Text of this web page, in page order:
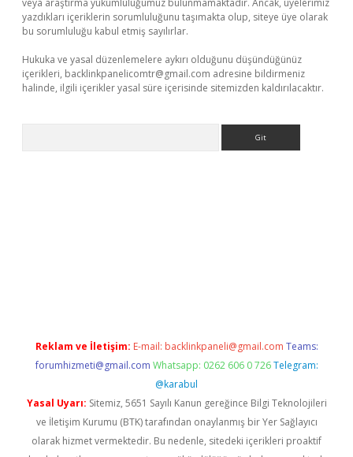
veya araştırma yükümlülüğümüz bulunmamaktadır. Ancak, üyelerimiz
yazdıkları içeriklerin sorumluluğunu taşımakta olup, siteye üye olarak
bu sorumluluğu kabul etmiş sayılırlar.
Hukuka ve yasal düzenlemelere aykırı olduğunu düşündüğünüz
içerikleri, backlinkpanelicomtr@gmail.com adresine bildirmeniz
halinde, ilgili içerikler yasal süre içerisinde sitemizden kaldırılacaktır.
Reklam ve İletişim: E-mail: backlinkpaneli@gmail.com Teams:
forumhizmeti@gmail.com Whatsapp: 0262 606 0 726 Telegram:
@karabul
Yasal Uyarı: Sitemiz, 5651 Sayılı Kanun gereğince Bilgi Teknolojileri
ve İletişim Kurumu (BTK) tarafından onaylanmış bir Yer Sağlayıcı
olarak hizmet vermektedir. Bu nedenle, sitedeki içerikleri proaktif